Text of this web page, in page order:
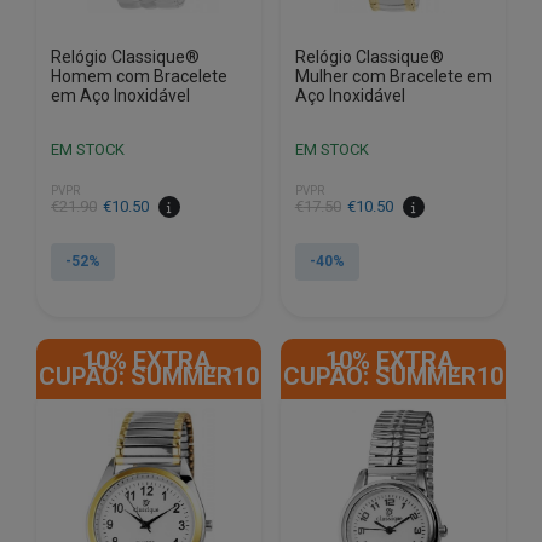
Relógio Classique®
Homem com Bracelete
em Aço Inoxidável
EM STOCK
PVPR
€21.90
O
original
€10.50
O
atual
-52%
Relógio Classique®
Mulher com Bracelete em
Aço Inoxidável
EM STOCK
PVPR
€17.50
O
original
€10.50
O
atual
-40%
10% EXTRA,
CUPÃO: SUMMER10
10% EXTRA,
CUPÃO: SUMMER10